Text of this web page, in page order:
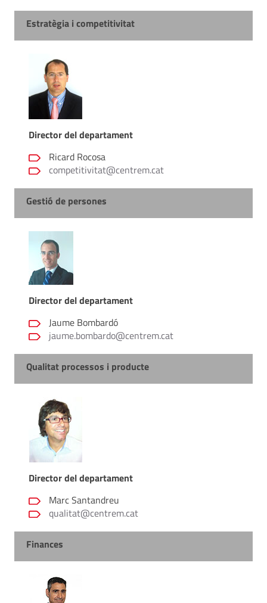
Estratègia i competitivitat
Director del departament
Ricard Rocosa
competitivitat@centrem.cat
Gestió de persones
Director del departament
Jaume Bombardó
jaume.bombardo@centrem.cat
Qualitat processos i producte
Director del departament
Marc Santandreu
qualitat@centrem.cat
Finances